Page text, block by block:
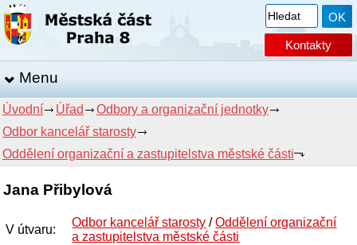
Kontakty
Menu
Úvodní Úřad
Odbory a organizační jednotky
Odbor kancelář starosty
Oddělení organizační a zastupitelstva městské části
Jana Přibylová
V útvaru:
Odbor kancelář starosty /Oddělení organizační
a zastupitelstva městské části